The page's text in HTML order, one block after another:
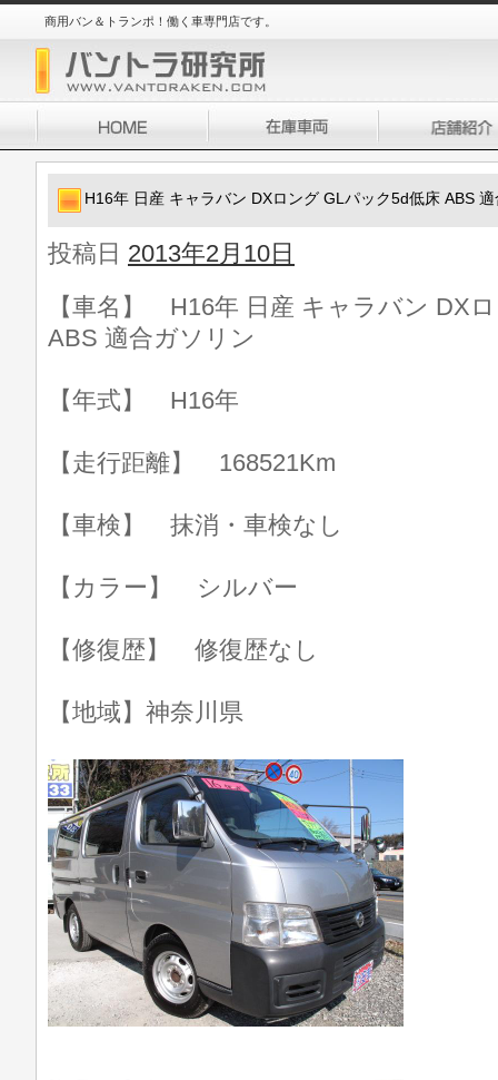
商用バン＆トランポ！働く車専門店です。
H16年 日産 キャラバン DXロング GLパック5d低床 ABS
投稿日 2013年2月10日
【車名】 H16年 日産 キャラバン DX
ABS 適合ガソリン
【年式】 H16年
【走行距離】 168521Km
【車検】 抹消・車検なし
【カラー】 シルバー
【修復歴】 修復歴なし
【地域】神奈川県